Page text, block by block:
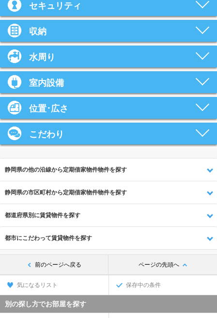
セキュリティ
収納
水周り
室内設備
位置･広さ
こだわり
静岡県の他の沿線から定期借家物件物件を探す
静岡県の市区町村から定期借家物件物件を探す
都道府県別に賃貸物件を探す
都市にこだわって賃貸物件を探す
前のページへ戻る ページの先頭へ
気になるリスト 保存中の条件
別の探し方でお部屋を探す